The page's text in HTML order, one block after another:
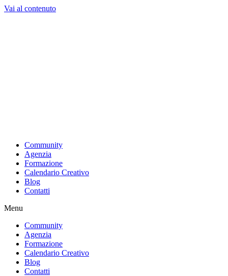
Vai al contenuto
Community
Agenzia
Formazione
Calendario Creativo
Blog
Contatti
Menu
Community
Agenzia
Formazione
Calendario Creativo
Blog
Contatti